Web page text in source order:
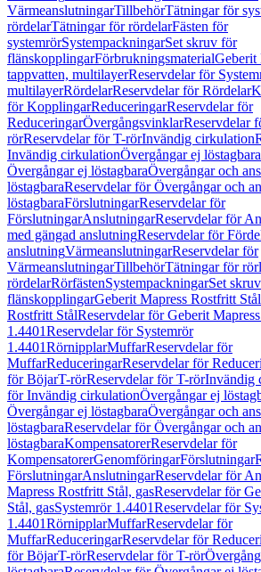
VärmeanslutningarTillbehörTätningar för
rördelarTätningar för rördelarFästen för
systemrörSystempackningarSet skruv för
flänskopplingarFörbrukningsmaterialGeberit
tappvatten, multilayerReservdelar för
multilayerRördelarReservdelar för Rördelar
för KopplingarReduceringarReservdelar för
ReduceringarÖvergångsvinklarReservdelar
rörReservdelar för T-rörInvändig cirkulation
Invändig cirkulationÖvergångar ej löstagbara
Övergångar ej löstagbaraÖvergångar och
löstagbaraReservdelar för Övergångar och
löstagbaraFörslutningarReservdelar för
FörslutningarAnslutningarReservdelar för
med gängad anslutningReservdelar för
anslutningVärmeanslutningarReservdelar för
VärmeanslutningarTillbehörTätningar för
rördelarRörfästenSystempackningarSet
flänskopplingarGeberit Mapress Rostfritt Stål
Rostfritt StålReservdelar för Geberit
1.4401Reservdelar för Systemrör
1.4401RörnipplarMuffarReservdelar för
MuffarReduceringarReservdelar för
för BöjarT-rörReservdelar för T-rörInvändig
för Invändig cirkulationÖvergångar ej
Övergångar ej löstagbaraÖvergångar och
löstagbaraReservdelar för Övergångar och
löstagbaraKompensatorerReservdelar för
KompensatorerGenomföringarFörslutningar
FörslutningarAnslutningarReservdelar för
Mapress Rostfritt Stål, gasReservdelar för
Stål, gasSystemrör 1.4401Reservdelar för
1.4401RörnipplarMuffarReservdelar för
MuffarReduceringarReservdelar för
för BöjarT-rörReservdelar för T-rör